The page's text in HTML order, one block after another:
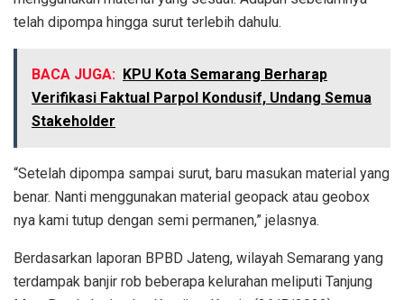
telah dipompa hingga surut terlebih dahulu.
BACA JUGA: KPU Kota Semarang Berharap
Verifikasi Faktual Parpol Kondusif, Undang Semua
Stakeholder
“Setelah dipompa sampai surut, baru masukan material yang
benar. Nanti menggunakan material geopack atau geobox
nya kami tutup dengan semi permanen,” jelasnya.
Berdasarkan laporan BPBD Jateng, wilayah Semarang yang
terdampak banjir rob beberapa kelurahan meliputi Tanjung